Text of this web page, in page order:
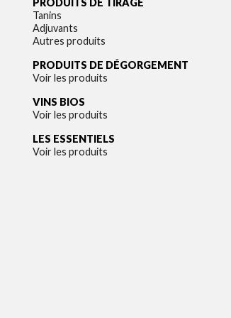
PRODUITS DE TIRAGE
Tanins
Adjuvants
Autres produits
PRODUITS DE DÉGORGEMENT
Voir les produits
VINS BIOS
Voir les produits
LES ESSENTIELS
Voir les produits